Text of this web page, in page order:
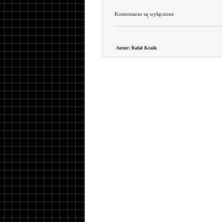
Komentarze są wyłączone
Autor: Rafał Kraik